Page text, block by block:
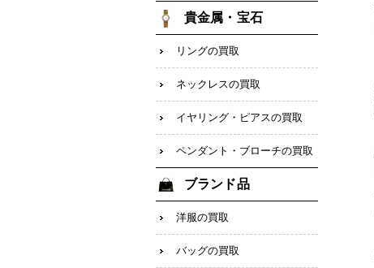
貴金属・宝石
リングの買取
ネックレスの買取
イヤリング・ピアスの買取
ペンダント・ブローチの買取
ブランド品
洋服の買取
バッグの買取